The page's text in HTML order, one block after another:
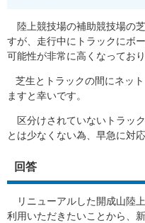
陸上競技場の補助競技場の
すが、走行中にトラックにボ
可能性が非常に高くなっており
芝生とトラックの間にネッ
ますと幸いです。
区分けされていないトラッ
とは少なくない為、早急に対
回答
リニューアルした開成山陸
利用いただきたいことから、